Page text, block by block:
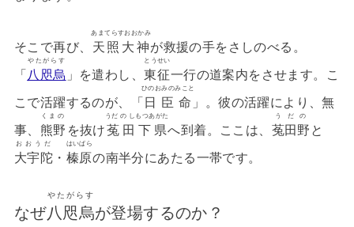
そこで再び、 天照大神
あまてらすおおかみ
が救援の手をさしのべる。
「八咫烏
やたがらす
」を遣わし、東征
とうせい
一行の道案内をさせます。こ
こで活躍するのが、「日臣命
ひのおみのみこと
」。彼の活躍により、無
事、 熊野
くまの
を抜け菟田下県
うだ の しもつあがた
へ到着。ここは、 菟田野
うだの
と
大宇陀
おおうだ
・ 榛原
はいばら
の南半分にあたる一帯です。
なぜ八咫烏
やたがらす
が登場するのか？